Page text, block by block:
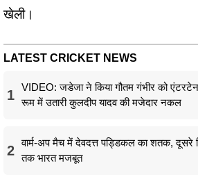
खेली।
LATEST CRICKET NEWS
1
VIDEO: जडेजा ने किया गौतम गंभीर को
रूम में उतारी कुलदीप यादव की मजेदार नकल
2
वार्म-अप मैच में देवदत्त पड्डिकल का शतक,
तक भारत मजबूत